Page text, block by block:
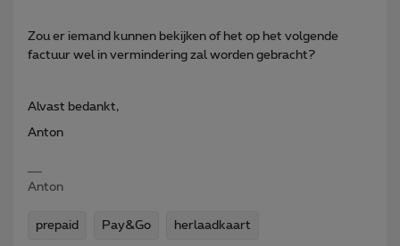
Zou er iemand kunnen bekijken of het op het volgende
factuur wel in vermindering zal worden gebracht?
Alvast bedankt,
Anton
Anton
prepaid Pay&Go herlaadkaart